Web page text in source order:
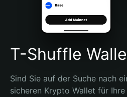
Português (Brasil)
Español (Argentina)
T-Shuffle
Sind Sie auf der Suche nach
sicheren Krypto Wallet für